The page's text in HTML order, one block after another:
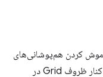
کردن هم‌پوشانی‌های